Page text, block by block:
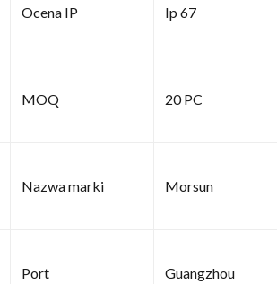
Ocena IP Ip 67
MOQ 20 PC
Nazwa marki Morsun
Port Guangzhou